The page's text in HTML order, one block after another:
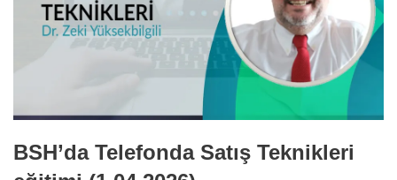
BSH’da Telefonda Satış Teknikleri